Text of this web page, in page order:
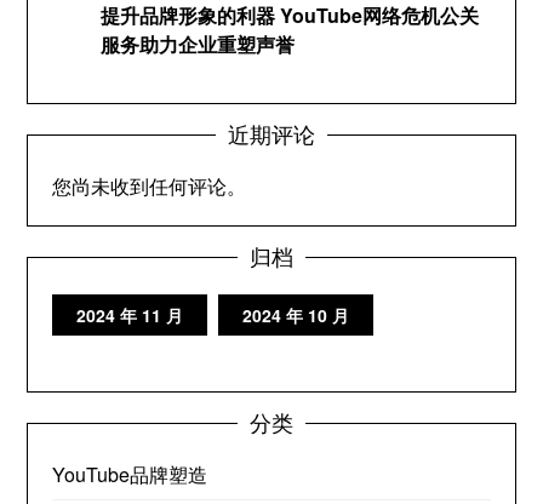
提升品牌形象的利器 YouTube网络危机公关
服务助力企业重塑声誉
近期评论
您尚未收到任何评论。
归档
2024 年 11 月 2024 年 10 月
分类
YouTube品牌塑造